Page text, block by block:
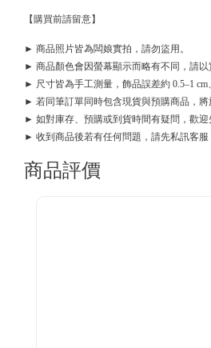
【購買前請留意】
► 商品照片皆為闆娘實拍，請勿盜用。
► 商品顏色會因螢幕顯示而略有不同，請以
► 尺寸皆為手工測量，飾品誤差約 0.5–1
► 若同筆訂單同時包含現貨與預購商品，將
► 如對庫存、預購或到貨時間有疑問，歡迎
► 收到商品後若有任何問題，請先私訊客服
商品評價